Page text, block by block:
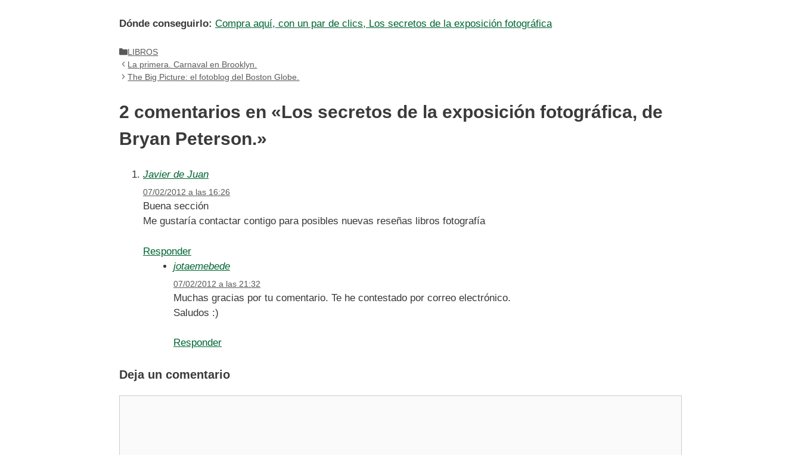
Dónde conseguirlo: Compra aquí, con un par de clics, Los secretos de la exposición fotográfica
Categorías
LIBROS
La primera. Carnaval en Brooklyn.
The Big Picture: el fotoblog del Boston Globe.
2 comentarios en «Los secretos de la exposición fotográfica, de
Bryan Peterson.»
Javier de Juan
07/02/2012 a las 16:26
Buena sección
Me gustaría contactar contigo para posibles nuevas reseñas libros fotografía
Responder
jotaemebede
07/02/2012 a las 21:32
Muchas gracias por tu comentario. Te he contestado por correo electrónico.
Saludos :)
Responder
Deja un comentario